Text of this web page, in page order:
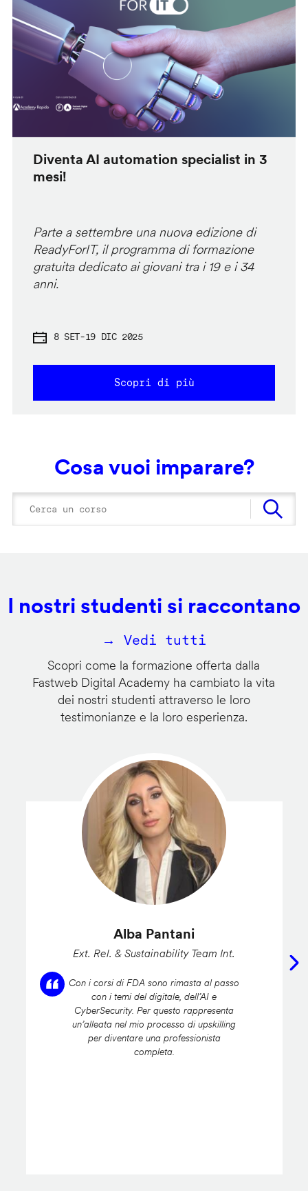
Diventa AI automation specialist in 3
mesi!
Parte a settembre una nuova edizione di
ReadyForIT, il programma di formazione
gratuita dedicato ai giovani tra i 19 e i 34
anni.
8 SET-19 DIC 2025
Scopri di più
Cosa vuoi imparare?
I nostri studenti si raccontano
→ Vedi tutti
Scopri come la formazione offerta dalla
Fastweb Digital Academy ha cambiato la vita
dei nostri studenti attraverso le loro
testimonianze e la loro esperienza.
Alba Pantani
Ext. Rel. & Sustainability Team Int.
Con i corsi di FDA sono rimasta al passo
con i temi del digitale, dell’AI e
CyberSecurity. Per questo rappresenta
un’alleata nel mio processo di upskilling
per diventare una professionista
completa.